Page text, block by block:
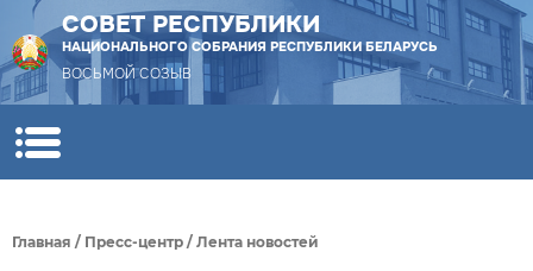
СОВЕТ РЕСПУБЛИКИ
НАЦИОНАЛЬНОГО СОБРАНИЯ РЕСПУБЛИКИ БЕЛАРУСЬ
ВОСЬМОЙ СОЗЫВ
Главная / Пресс-центр / Лента новостей